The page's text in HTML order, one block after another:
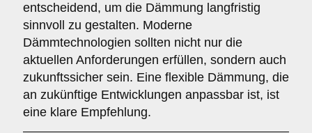
entscheidend, um die Dämmung langfristig
sinnvoll zu gestalten. Moderne
Dämmtechnologien sollten nicht nur die
aktuellen Anforderungen erfüllen, sondern auch
zukunftssicher sein. Eine flexible Dämmung, die
an zukünftige Entwicklungen anpassbar ist, ist
eine klare Empfehlung.